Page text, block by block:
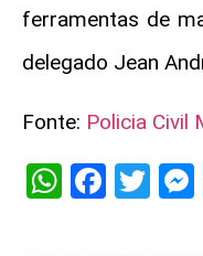
ferramentas de
delegado Jean
Fonte: Policia Civil